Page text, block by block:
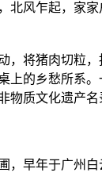
北风乍起，
将猪肉切粒
的乡愁所系
物质文化遗产名
早年于广州